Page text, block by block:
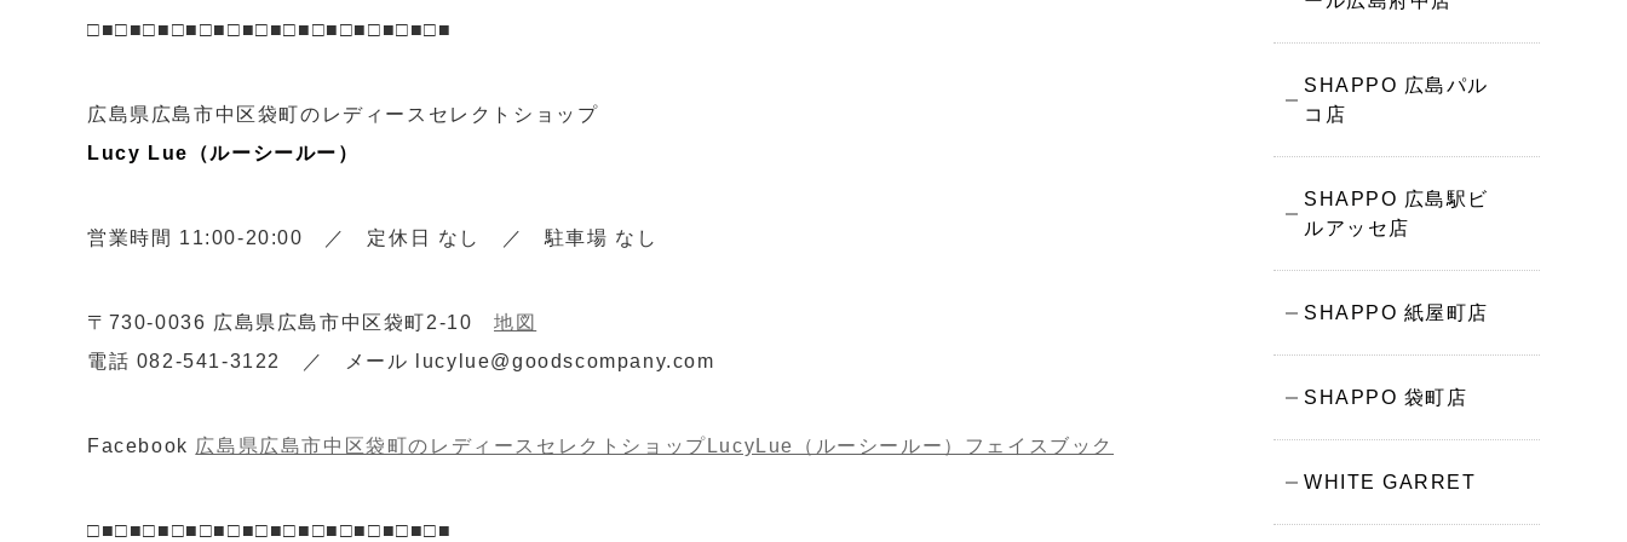
□■□■□■□■□■□■□■□■□■□■□■□■□■
広島県広島市中区袋町のレディースセレクトショップ
Lucy Lue（ルーシールー）
営業時間 11:00-20:00 ／ 定休日 なし ／ 駐車場 なし
〒730-0036 広島県広島市中区袋町2-10 地図
電話 082-541-3122 ／ メール lucylue@goodscompany.com
Facebook 広島県広島市中区袋町のレディースセレクトショップLucyLue（ルーシールー）フェイスブック
□■□■□■□■□■□■□■□■□■□■□■□■□■
SHAPPO 広島パル
コ店
SHAPPO 広島駅ビ
ルアッセ店
SHAPPO 紙屋町店
SHAPPO 袋町店
WHITE GARRET